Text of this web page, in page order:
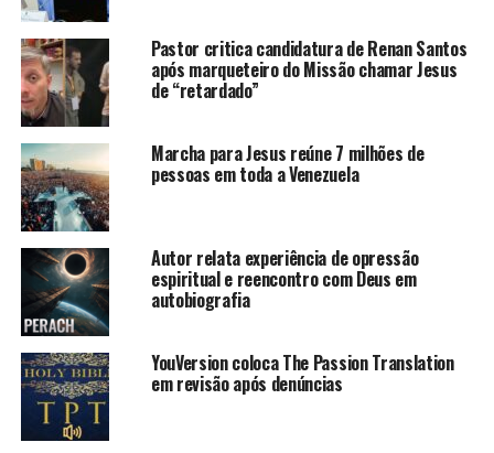
Pastor critica candidatura de Renan Santos
após marqueteiro do Missão chamar Jesus
de “retardado”
Marcha para Jesus reúne 7 milhões de
pessoas em toda a Venezuela
Autor relata experiência de opressão
espiritual e reencontro com Deus em
autobiografia
YouVersion coloca The Passion Translation
em revisão após denúncias